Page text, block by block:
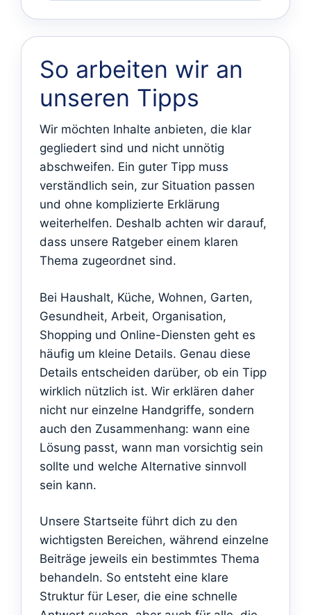
So arbeiten wir an
unseren Tipps
Wir möchten Inhalte anbieten, die klar
gegliedert sind und nicht unnötig
abschweifen. Ein guter Tipp muss
verständlich sein, zur Situation passen
und ohne komplizierte Erklärung
weiterhelfen. Deshalb achten wir darauf,
dass unsere Ratgeber einem klaren
Thema zugeordnet sind.
Bei Haushalt, Küche, Wohnen, Garten,
Gesundheit, Arbeit, Organisation,
Shopping und Online-Diensten geht es
häufig um kleine Details. Genau diese
Details entscheiden darüber, ob ein Tipp
wirklich nützlich ist. Wir erklären daher
nicht nur einzelne Handgriffe, sondern
auch den Zusammenhang: wann eine
Lösung passt, wann man vorsichtig sein
sollte und welche Alternative sinnvoll
sein kann.
Unsere Startseite führt dich zu den
wichtigsten Bereichen, während einzelne
Beiträge jeweils ein bestimmtes Thema
behandeln. So entsteht eine klare
Struktur für Leser, die eine schnelle